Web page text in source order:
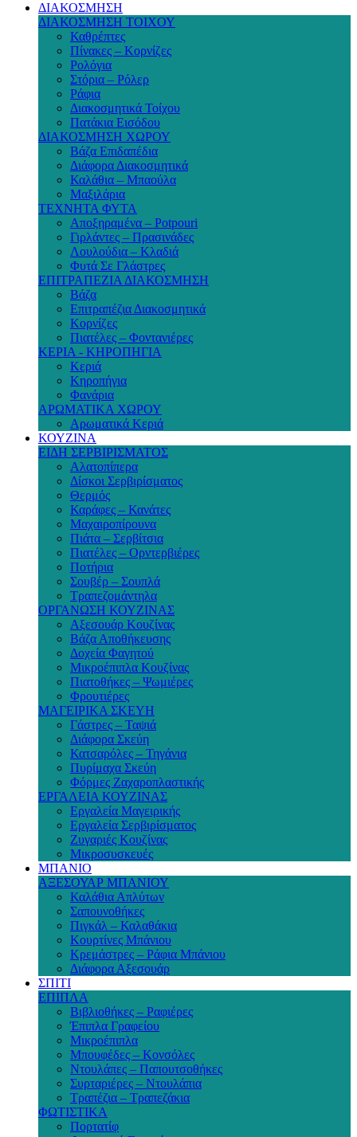
ΔΙΑΚΟΣΜΗΣΗ
ΔΙΑΚΟΣΜΗΣΗ ΤΟΙΧΟΥ
Καθρέπτες
Πίνακες – Κορνίζες
Ρολόγια
Στόρια – Ρόλερ
Ράφια
Διακοσμητικά Τοίχου
Πατάκια Εισόδου
ΔΙΑΚΟΣΜΗΣΗ ΧΩΡΟΥ
Βάζα Επιδαπέδια
Διάφορα Διακοσμητικά
Καλάθια – Μπαούλα
Μαξιλάρια
ΤΕΧΝΗΤΑ ΦΥΤΑ
Αποξηραμένα – Potpouri
Γιρλάντες – Πρασινάδες
Λουλούδια – Κλαδιά
Φυτά Σε Γλάστρες
ΕΠΙΤΡΑΠΕΖΙΑ ΔΙΑΚΟΣΜΗΣΗ
Βάζα
Επιτραπέζια Διακοσμητικά
Κορνίζες
Πιατέλες – Φοντανιέρες
ΚΕΡΙΑ - ΚΗΡΟΠΗΓΙΑ
Κεριά
Κηροπήγια
Φανάρια
ΑΡΩΜΑΤΙΚΑ ΧΩΡΟΥ
Αρωματικά Κεριά
ΚΟΥΖΙΝΑ
ΕΙΔΗ ΣΕΡΒΙΡΙΣΜΑΤΟΣ
Αλατοπίπερα
Δίσκοι Σερβιρίσματος
Θερμός
Καράφες – Κανάτες
Μαχαιροπίρουνα
Πιάτα – Σερβίτσια
Πιατέλες – Ορντερβιέρες
Ποτήρια
Σουβέρ – Σουπλά
Τραπεζομάντηλα
ΟΡΓΑΝΩΣΗ ΚΟΥΖΙΝΑΣ
Αξεσουάρ Κουζίνας
Βάζα Αποθήκευσης
Δοχεία Φαγητού
Μικροέπιπλα Κουζίνας
Πιατοθήκες – Ψωμιέρες
Φρουτιέρες
ΜΑΓΕΙΡΙΚΑ ΣΚΕΥΗ
Γάστρες – Ταψιά
Διάφορα Σκεύη
Κατσαρόλες – Τηγάνια
Πυρίμαχα Σκεύη
Φόρμες Ζαχαροπλαστικής
ΕΡΓΑΛΕΙΑ ΚΟΥΖΙΝΑΣ
Εργαλεία Μαγειρικής
Εργαλεία Σερβιρίσματος
Ζυγαριές Κουζίνας
Μικροσυσκευές
ΜΠΑΝΙΟ
ΑΞΕΣΟΥΑΡ ΜΠΑΝΙΟΥ
Καλάθια Απλύτων
Σαπουνοθήκες
Πιγκάλ – Καλαθάκια
Κουρτίνες Μπάνιου
Κρεμάστρες – Ράφια Μπάνιου
Διάφορα Αξεσουάρ
ΣΠΙΤΙ
ΕΠΙΠΛΑ
Βιβλιοθήκες – Ραφιέρες
Έπιπλα Γραφείου
Μικροέπιπλα
Μπουφέδες – Κονσόλες
Ντουλάπες – Παπουτσοθήκες
Συρταριέρες – Ντουλάπια
Τραπέζια – Τραπεζάκια
ΦΩΤΙΣΤΙΚΑ
Πορτατίφ